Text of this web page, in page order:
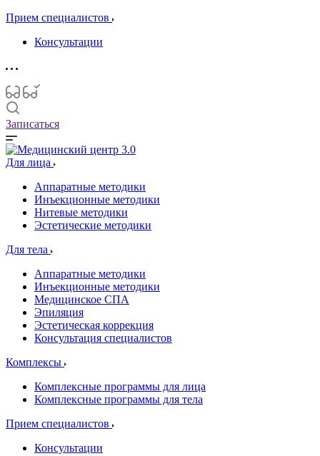
Прием специалистов
Консультации
Записаться
Для лица
Аппаратные методики
Инъекционные методики
Нитевые методики
Эстетические методики
Для тела
Аппаратные методики
Инъекционные методики
Медицинское СПА
Эпиляция
Эстетическая коррекция
Консультация специалистов
Комплексы
Комплексные программы для лица
Комплексные программы для тела
Прием специалистов
Консультации